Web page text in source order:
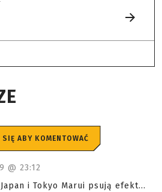
SIĘ ABY KOMENTOWAĆ
@ 23:12
i Tokyo Marui psują efekt...